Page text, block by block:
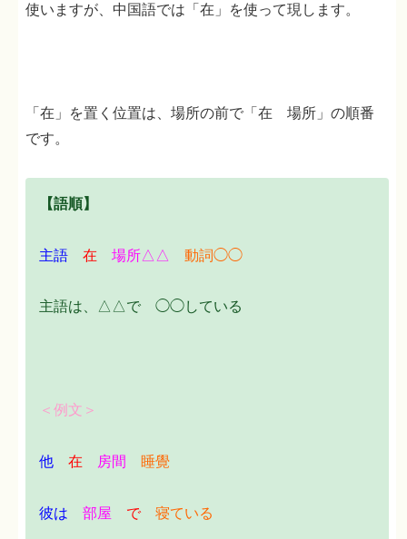
使いますが、中国語では「在」を使って現します。
「在」を置く位置は、場所の前で「在 場所」の順番
です。
【語順】
主語 在 場所△△ 動詞◯◯
主語は、△△で ◯◯している
＜例文＞
他 在 房間 睡覺
彼は部屋 で寝ている